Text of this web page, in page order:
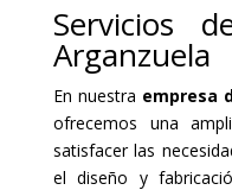
Servicios
Arganzuela
En nuestra empresa
ofrecemos una
satisfacer las
el diseño y